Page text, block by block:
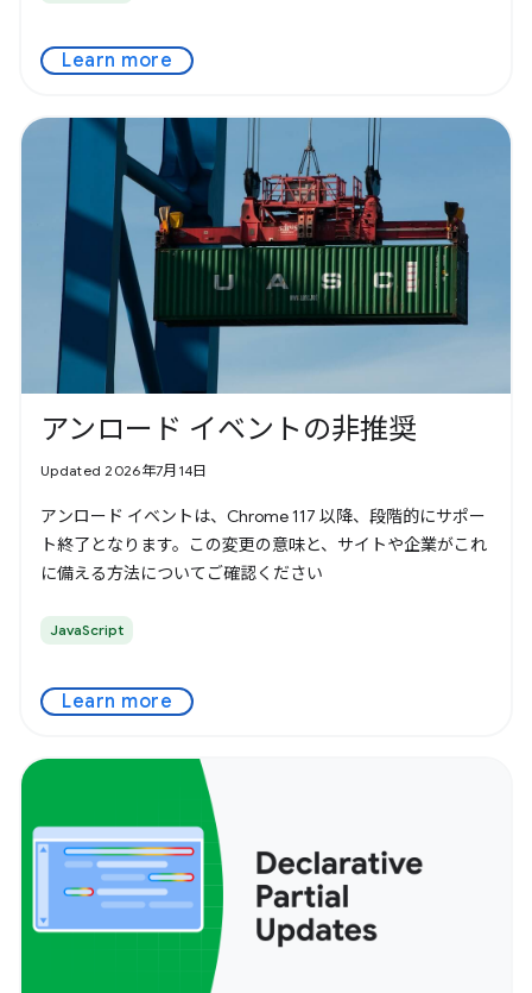
Learn more
アンロード イベントの非推奨
Updated 2026年7月14日
アンロード イベントは、Chrome 117 以降、段階的にサポー
ト終了となります。この変更の意味と、サイトや企業がこれ
に備える方法についてご確認ください
JavaScript
Learn more